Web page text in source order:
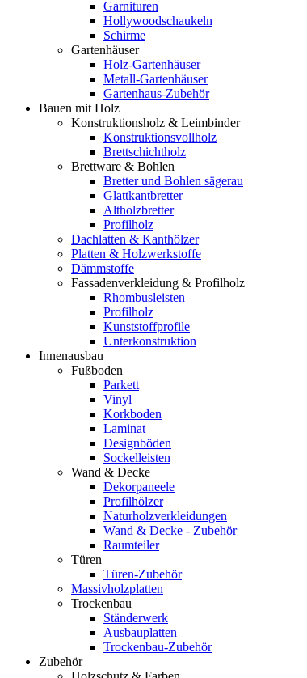
Garnituren
Hollywoodschaukeln
Schirme
Gartenhäuser
Holz-Gartenhäuser
Metall-Gartenhäuser
Gartenhaus-Zubehör
Bauen mit Holz
Konstruktionsholz & Leimbinder
Konstruktionsvollholz
Brettschichtholz
Brettware & Bohlen
Bretter und Bohlen sägerau
Glattkantbretter
Altholzbretter
Profilholz
Dachlatten & Kanthölzer
Platten & Holzwerkstoffe
Dämmstoffe
Fassadenverkleidung & Profilholz
Rhombusleisten
Profilholz
Kunststoffprofile
Unterkonstruktion
Innenausbau
Fußboden
Parkett
Vinyl
Korkboden
Laminat
Designböden
Sockelleisten
Wand & Decke
Dekorpaneele
Profilhölzer
Naturholzverkleidungen
Wand & Decke - Zubehör
Raumteiler
Türen
Türen-Zubehör
Massivholzplatten
Trockenbau
Ständerwerk
Ausbauplatten
Trockenbau-Zubehör
Zubehör